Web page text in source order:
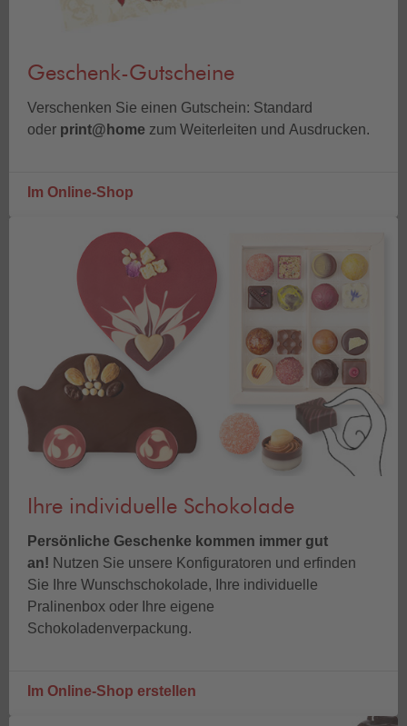
Geschenk-Gutscheine
Verschenken Sie einen Gutschein: Standard
oder print@home zum Weiterleiten und Ausdrucken.
Im Online-Shop
Ihre individuelle Schokolade
Persönliche Geschenke kommen immer gut
an! Nutzen Sie unsere Konfiguratoren und erfinden
Sie Ihre Wunschschokolade, Ihre individuelle
Pralinenbox oder Ihre eigene
Schokoladenverpackung.
Im Online-Shop erstellen